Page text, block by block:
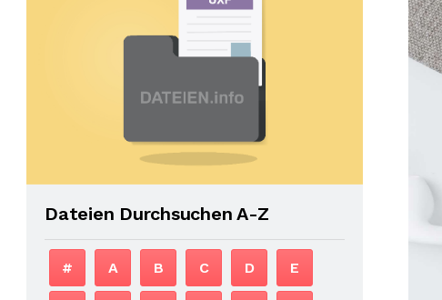
Dateien Durchsuchen A-Z
# A B C D E